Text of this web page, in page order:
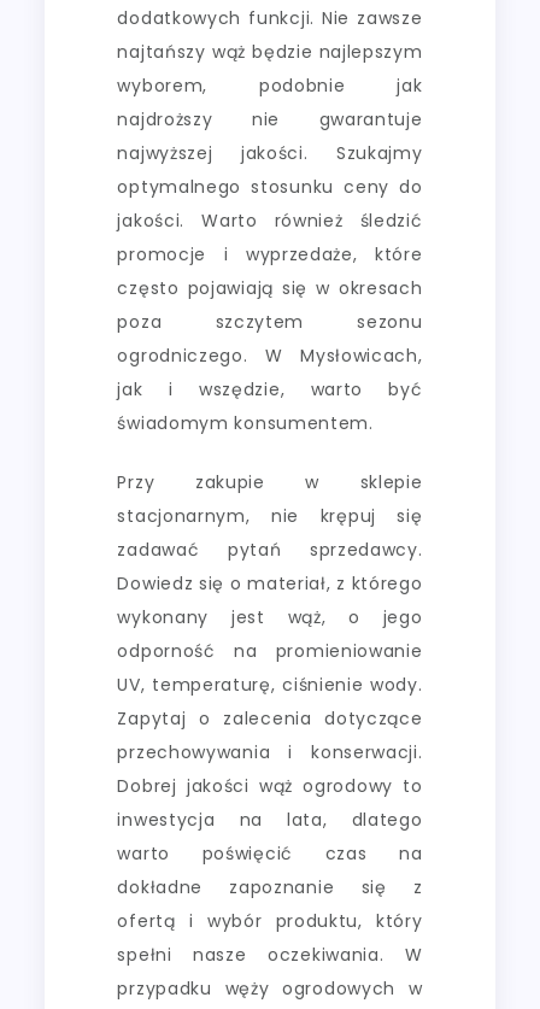
dodatkowych funkcji. Nie zawsze
najtańszy wąż będzie najlepszym
wyborem, podobnie jak
najdroższy nie gwarantuje
najwyższej jakości. Szukajmy
optymalnego stosunku ceny do
jakości. Warto również śledzić
promocje i wyprzedaże, które
często pojawiają się w okresach
poza szczytem sezonu
ogrodniczego. W Mysłowicach,
jak i wszędzie, warto być
świadomym konsumentem.
Przy zakupie w sklepie
stacjonarnym, nie krępuj się
zadawać pytań sprzedawcy.
Dowiedz się o materiał, z którego
wykonany jest wąż, o jego
odporność na promieniowanie
UV, temperaturę, ciśnienie wody.
Zapytaj o zalecenia dotyczące
przechowywania i konserwacji.
Dobrej jakości wąż ogrodowy to
inwestycja na lata, dlatego
warto poświęcić czas na
dokładne zapoznanie się z
ofertą i wybór produktu, który
spełni nasze oczekiwania. W
przypadku węży ogrodowych w